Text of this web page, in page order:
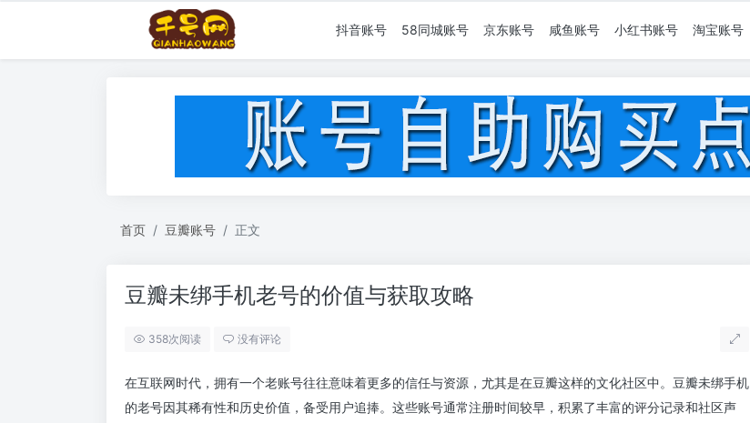
抖音账号 58同城账号 京东账号 咸鱼账号 小红书账号 淘宝账号
首页 豆瓣账号 正文
豆瓣未绑手机老号的价值与获取攻略
358次阅读 没有评论
在互联网时代，拥有一个老账号往往意味着更多的信任与资源，尤其是在豆瓣这样的文化社区中。豆瓣未绑手机
的老号因其稀有性和历史价值，备受用户追捧。这些账号通常注册时间较早，积累了丰富的评分记录和社区声